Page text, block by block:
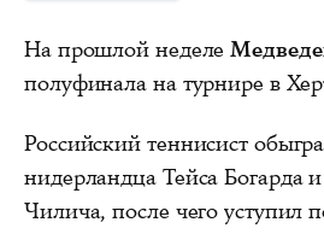
На прошлой неделе
полуфинала на турнире в
Российский теннисист
нидерландца Тейса Богарда
Чилича, после чего уступил